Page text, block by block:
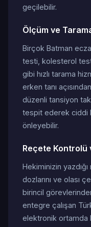
geçilebilir.
Ölçüm ve
Birçok Batman
testi, kolesterol
gibi hızlı tarama
erken tanı
düzenli tansiyon
tespit ederek ciddi
önleyebilir.
Reçete Kontrolü
Hekiminizin
dozlarını ve olası
birincil
entegre çalışan
elektronik ortamda